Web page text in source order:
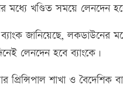
মধ্যে খণ্ডিত সময়ে লেনদেন
জানিয়েছে, লকডাউনের
লেনদেন হবে ব্যাংকে।
প্রিন্সিপাল শাখা ও বৈদেশিক